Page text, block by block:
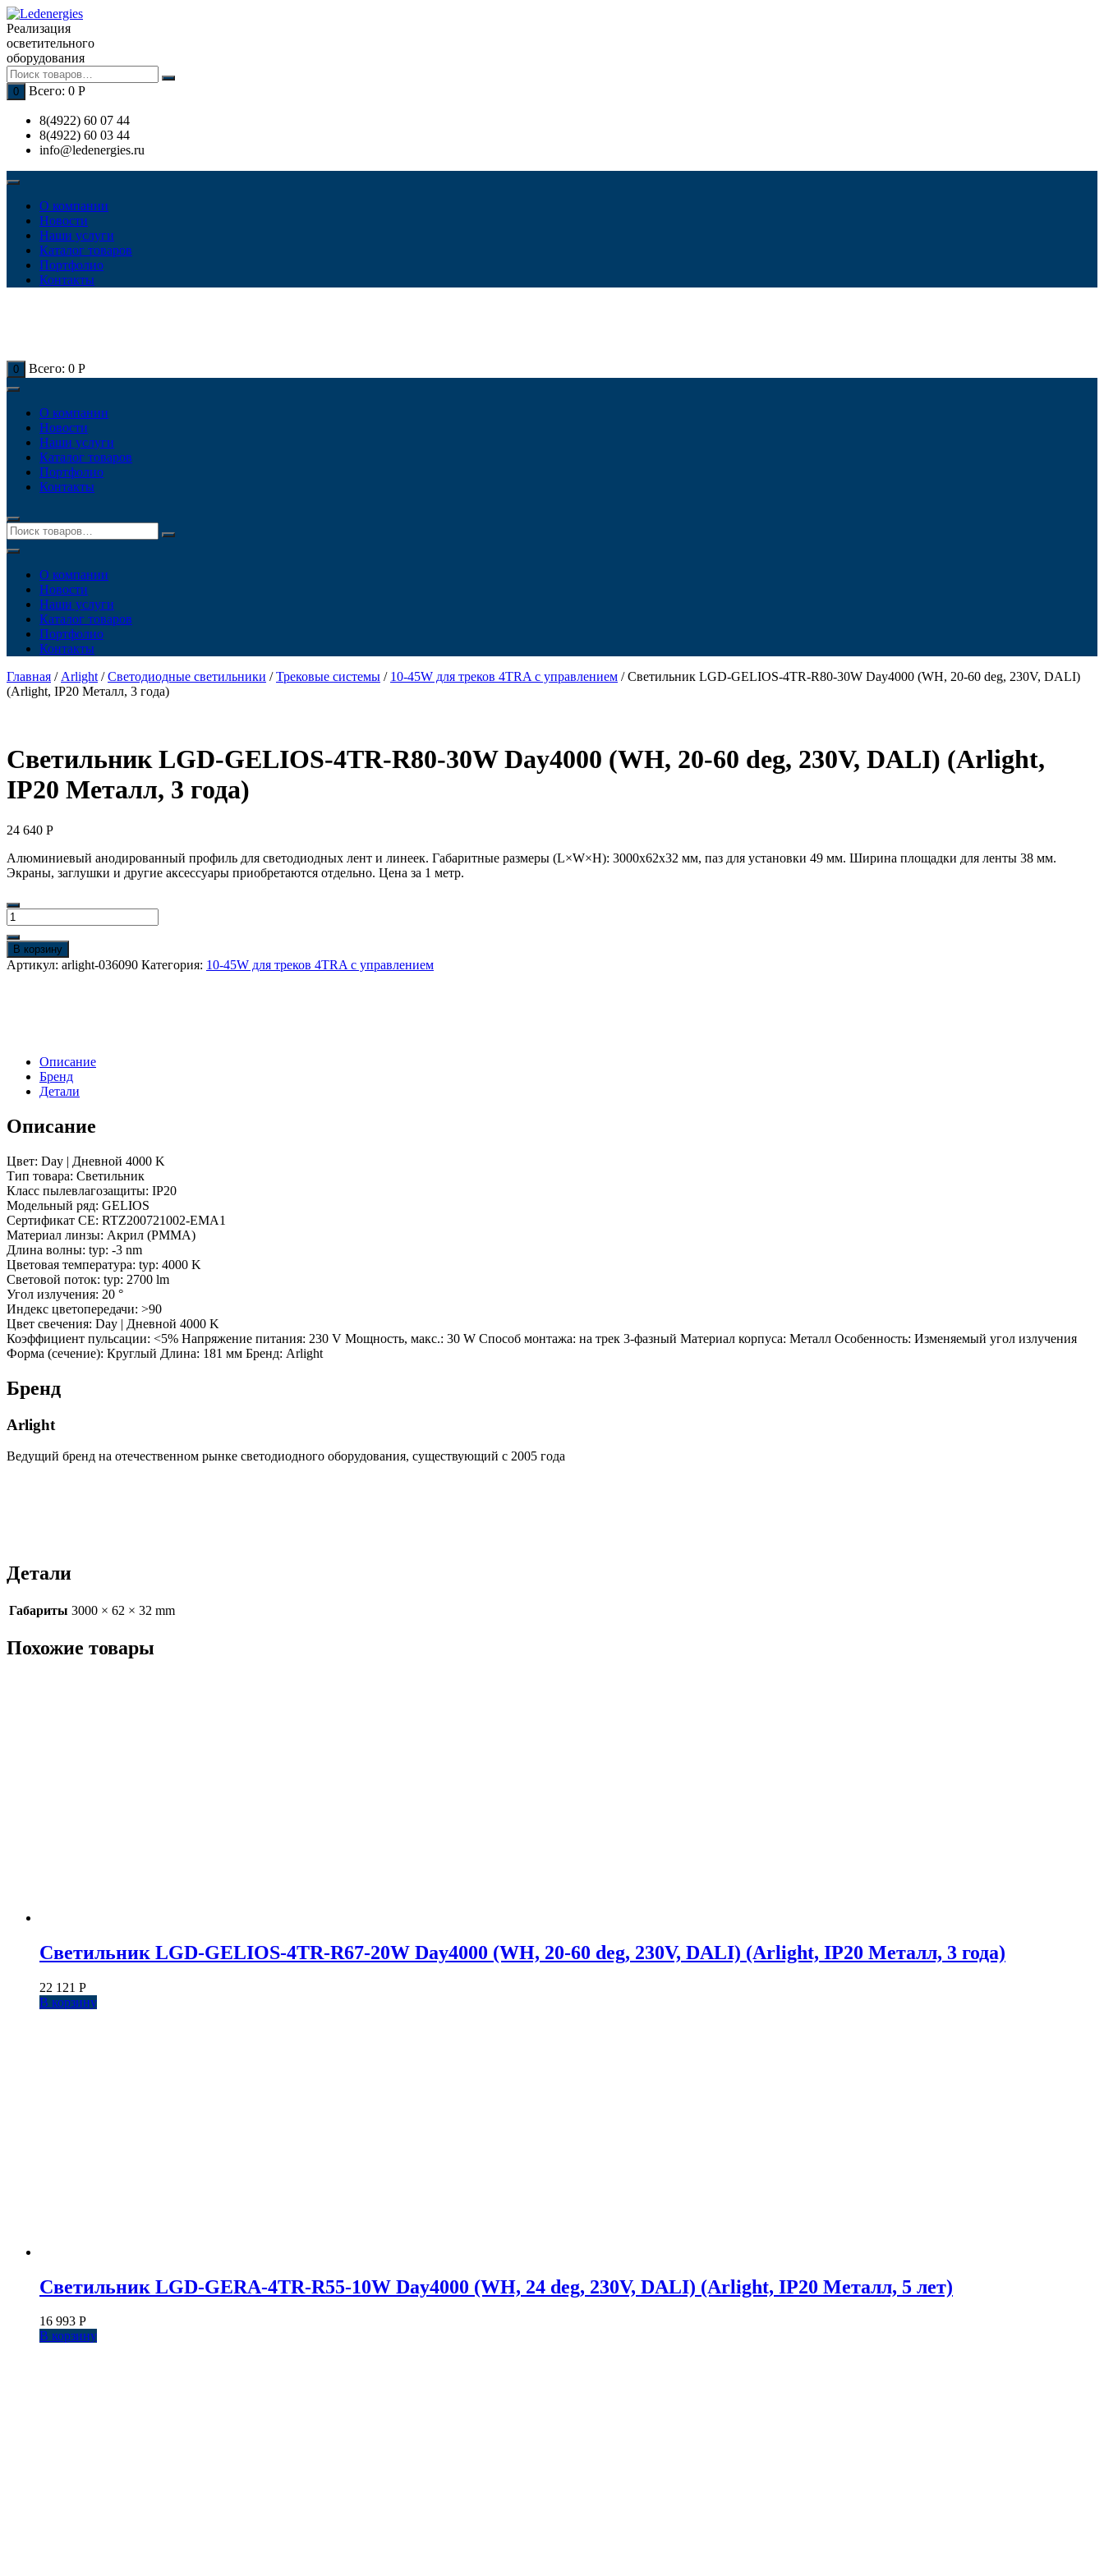
Перейти
к
содержимому
Реализация
осветительного
оборудования
0 Всего: 0 Р
8(4922) 60 07 44
8(4922) 60 03 44
info@ledenergies.ru
О компании
Новости
Наши услуги
Каталог товаров
Портфолио
Контакты
0 Всего: 0 Р
О компании
Новости
Наши услуги
Каталог товаров
Портфолио
Контакты
О компании
Новости
Наши услуги
Каталог товаров
Портфолио
Контакты
Главная / Arlight /Светодиодные светильники /Трековые системы / 10-45W для треков 4TRA с управлением / Светильник LGD-GELIOS-4TR-R80-30W Day4000 (WH, 20-60 deg, 230V, DALI)
(Arlight, IP20 Металл, 3 года)
Светильник LGD-GELIOS-4TR-R80-30W Day4000 (WH, 20-60 deg, 230V, DALI) (Arlight,
IP20 Металл, 3 года)
24 640 Р
Алюминиевый анодированный профиль для светодиодных лент и линеек. Габаритные размеры (L×W×H): 3000x62x32 мм, паз для установки 49 мм. Ширина площадки для ленты 38 мм.
Экраны, заглушки и другие аксессуары приобретаются отдельно. Цена за 1 метр.
Количество
товара
Светильник
LGD-
GELIOS-
deg,
DALI)
(Arlight,
Металл,
3
года)
В корзину
Артикул: arlight-036090 Категория: 10-45W для треков 4TRA с управлением
Описание
Бренд
Детали
Описание
Цвет: Day | Дневной 4000 K
Тип товара: Светильник
Класс пылевлагозащиты: IP20
Модельный ряд: GELIOS
Сертификат CE: RTZ200721002-EMA1
Материал линзы: Акрил (PMMA)
Длина волны: typ: -3 nm
Цветовая температура: typ: 4000 K
Световой поток: typ: 2700 lm
Угол излучения: 20 °
Индекс цветопередачи: >90
Цвет свечения: Day | Дневной 4000 K
Коэффициент пульсации: <5% Напряжение питания: 230 V Мощность, макс.: 30 W Способ монтажа: на трек 3-фазный Материал корпуса: Металл Особенность: Изменяемый угол излучения
Форма (сечение): Круглый Длина: 181 мм Бренд: Arlight
Бренд
Arlight
Ведущий бренд на отечественном рынке светодиодного оборудования, существующий с 2005 года
Детали
Габариты 3000 × 62 × 32 mm
Похожие товары
Светильник LGD-GELIOS-4TR-R67-20W Day4000 (WH, 20-60 deg, 230V, DALI) (Arlight, IP20 Металл, 3 года)
22 121 Р
В корзину
Светильник LGD-GERA-4TR-R55-10W Day4000 (WH, 24 deg, 230V, DALI) (Arlight, IP20 Металл, 5 лет)
16 993 Р
В корзину